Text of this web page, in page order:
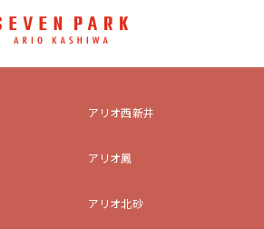
アリオ西新井
アリオ鳳
アリオ北砂